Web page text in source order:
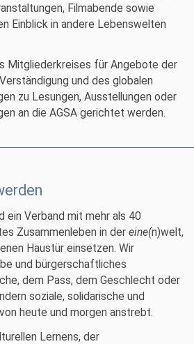
Filmabende sowie
Einblick in andere Lebenswelten
Mitgliederkreises für Angebote der
und des globalen
zu Lesungen, Ausstellungen oder
an die AGSA gerichtet werden.
ein Verband mit mehr als 40
Zusammenleben in der eine(n)welt,
Haustür einsetzen. Wir
und bürgerschaftliches
dem Pass, dem Geschlecht oder
soziale, solidarische und
heute und morgen anstrebt.
Lernens, der